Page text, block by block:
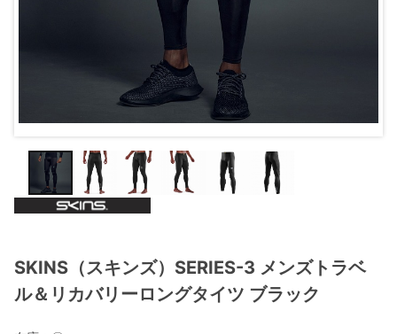
SKINS（スキンズ）SERIES-3 メンズトラベ
ル＆リカバリーロングタイツ ブラック